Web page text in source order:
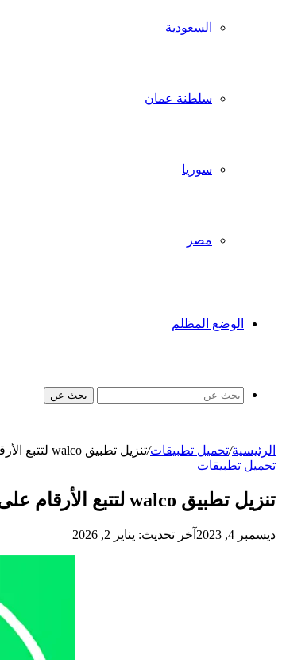
السعودية
سلطنة عمان
سوريا
مصر
الوضع المظلم
بحث عن
الرئيسية/تحميل تطبيقات/تنزيل تطبيق walco لتتبع الأرقام على هواتف أندرويد وآيفون
تحميل تطبيقات
تنزيل تطبيق walco لتتبع الأرقام على هواتف أندرويد وآيفون
ديسمبر 4, 2023 آخر تحديث: يناير 2, 2026